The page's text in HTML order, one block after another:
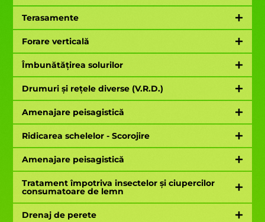
Terasamente
Forare verticală
Îmbunătățirea solurilor
Drumuri și rețele diverse (V.R.D.)
Amenajare peisagistică
Ridicarea schelelor - Scorojire
Amenajare peisagistică
Tratament împotriva insectelor și ciupercilor
consumatoare de lemn
Drenaj de perete